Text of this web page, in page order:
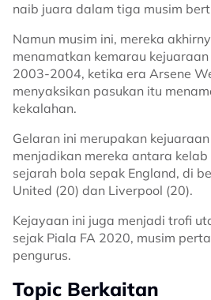
naib juara dalam tiga musim
Namun musim ini, mereka
menamatkan kemarau
2003-2004, ketika era Arsene
menyaksikan pasukan itu
kekalahan.
Gelaran ini merupakan
menjadikan mereka antara
sejarah bola sepak England, di
United (20) dan Liverpool (20).
Kejayaan ini juga menjadi trofi
sejak Piala FA 2020, musim
pengurus.
Topic Berkaitan